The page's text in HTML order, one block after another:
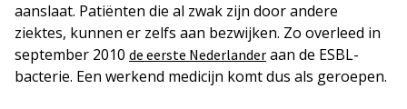
aanslaat. Patiënten die al zwak zijn door andere
ziektes, kunnen er zelfs aan bezwijken. Zo overleed in
september 2010 de eerste Nederlander aan de ESBL-
bacterie. Een werkend medicijn komt dus als geroepen.